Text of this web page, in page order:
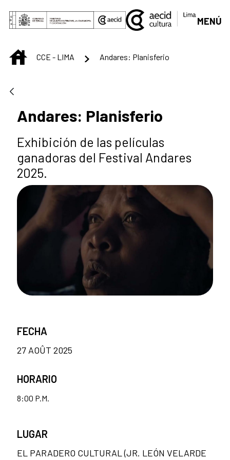
Saut au contenu principal
MENÚ
INICIOCCE - LIMA Andares: Planisferio
Andares: Planisferio
Exhibición de las películas
ganadoras del Festival Andares
2025.
FECHA
27 AOÛT 2025
HORARIO
8:00 P.M.
LUGAR
EL PARADERO CULTURAL (JR. LEÓN VELARDE